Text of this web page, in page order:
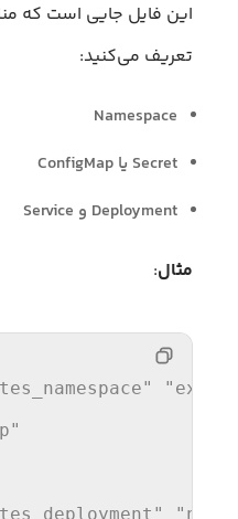
این فایل جایی است که
تعریف می‌کنید:
Namespace
Secret یا ConfigMap
Deployment و Service
مثال: